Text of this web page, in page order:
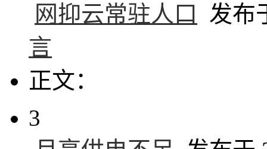
网抑云常驻人口
发布
言
正文：
3